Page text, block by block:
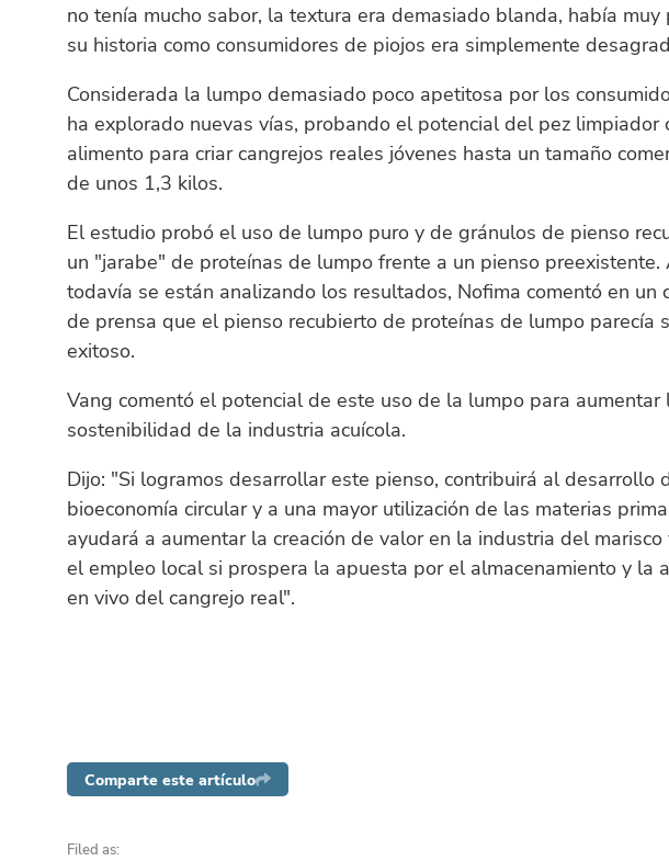
no tenía mucho sabor, la textura era demasiado blanda, había muy
su historia como consumidores de piojos era simplemente
Considerada la lumpo demasiado poco apetitosa por los
ha explorado nuevas vías, probando el potencial del pez limpiador
alimento para criar cangrejos reales jóvenes hasta un tamaño
de unos 1,3 kilos.
El estudio probó el uso de lumpo puro y de gránulos de pienso
un "jarabe" de proteínas de lumpo frente a un pienso preexistente.
todavía se están analizando los resultados, Nofima comentó en un
de prensa que el pienso recubierto de proteínas de lumpo parecía
exitoso.
Vang comentó el potencial de este uso de la lumpo para aumentar
sostenibilidad de la industria acuícola.
Dijo: "Si logramos desarrollar este pienso, contribuirá al desarrollo
bioeconomía circular y a una mayor utilización de las materias
ayudará a aumentar la creación de valor en la industria del
el empleo local si prospera la apuesta por el almacenamiento y la
en vivo del cangrejo real".
Comparte este artículo
Filed as: